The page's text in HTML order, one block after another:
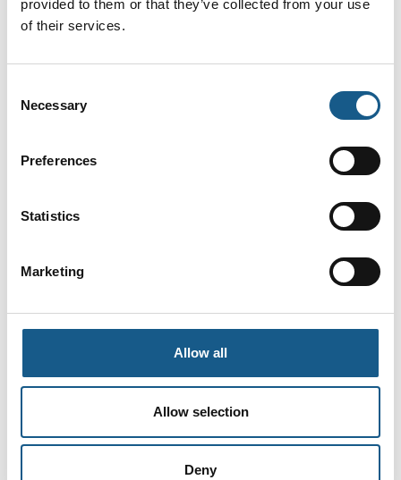
provided to them or that they’ve collected from your use
of their services.
Selection
Necessary
Preferences
Statistics
Marketing
Allow all
Allow selection
Deny
motorværn fra østrigske Benedict
afisoleringsmaskiner
Stort udvalg af transformere i alle
MTO electric's monteringsledninger